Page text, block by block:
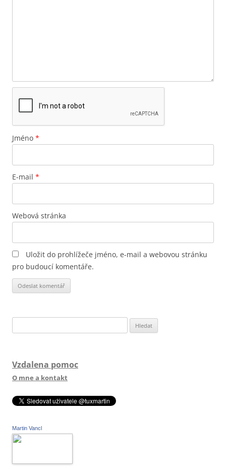
Jméno *
E-mail *
Webová stránka
Uložit do prohlížeče jméno, e-mail a webovou stránku
pro budoucí komentáře.
Vzdalena pomoc
O mne a kontakt
Martin Vancl